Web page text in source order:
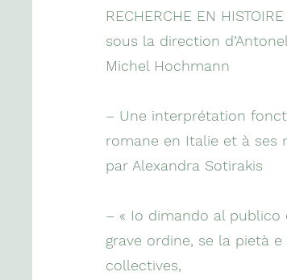
RECHERCHE EN HISTOIRE
sous la direction
Michel Hochmann
– Une interprétation
romane en Italie et à ses
par Alexandra Sotirakis
– « Io dimando al
grave ordine, se la pietà
collectives,